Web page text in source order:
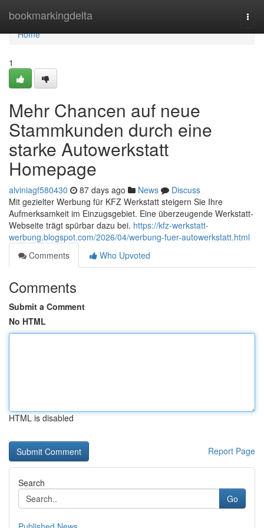
bookmarkingdelta
Home
Home
1
Mehr Chancen auf neue
Stammkunden durch eine
starke Autowerkstatt
Homepage
alviniagf580430 87 days ago News
Discuss
Mit gezielter Werbung für KFZ Werkstatt steigern Sie Ihre
Aufmerksamkeit im Einzugsgebiet. Eine überzeugende Werkstatt-
Webseite trägt spürbar dazu bei. https://kfz-werkstatt-
werbung.blogspot.com/2026/04/werbung-fuer-autowerkstatt.html
Comments
Who Upvoted
Comments
Submit a Comment
No HTML
HTML is disabled
Report Page
Search
Go